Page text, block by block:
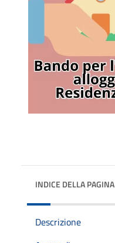
INDICE DELLA PAGINA
Descrizione